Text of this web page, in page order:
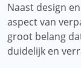
Naast design
aspect van
groot belang
duidelijk en